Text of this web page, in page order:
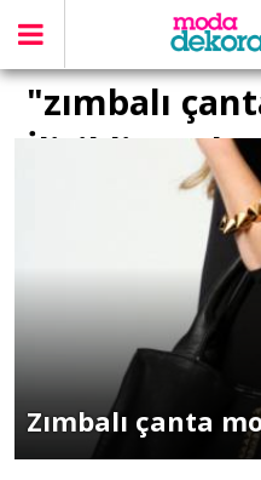
"zımbalı
İlişikli yazılar
Zımbalı çanta